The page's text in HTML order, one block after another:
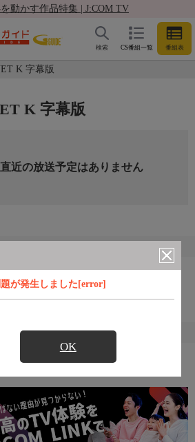
動かす作品特集 | J:COM TV
CS番組一覧 番組表
検索
K 字幕版
が発生しました[error]
OK
K 字幕版
直近の放送予定はありません
め番組
報